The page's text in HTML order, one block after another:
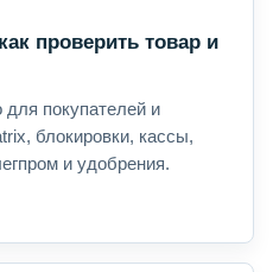
проверить товар и
для покупателей и
блокировки, кассы,
и удобрения.